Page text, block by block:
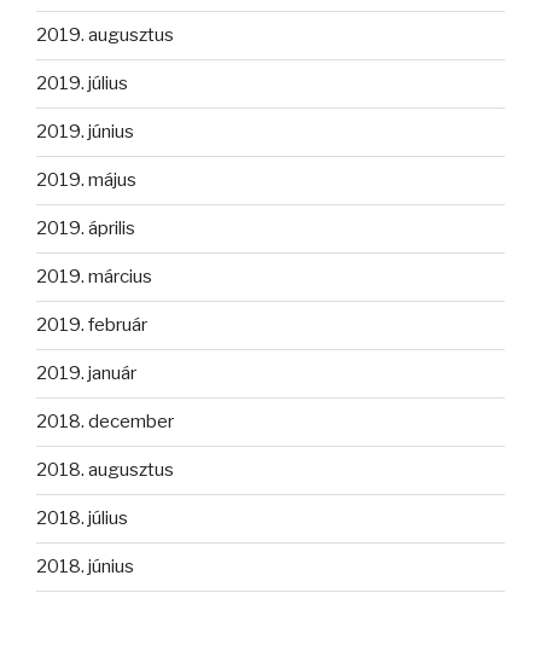
2019. augusztus
2019. július
2019. június
2019. május
2019. április
2019. március
2019. február
2019. január
2018. december
2018. augusztus
2018. július
2018. június